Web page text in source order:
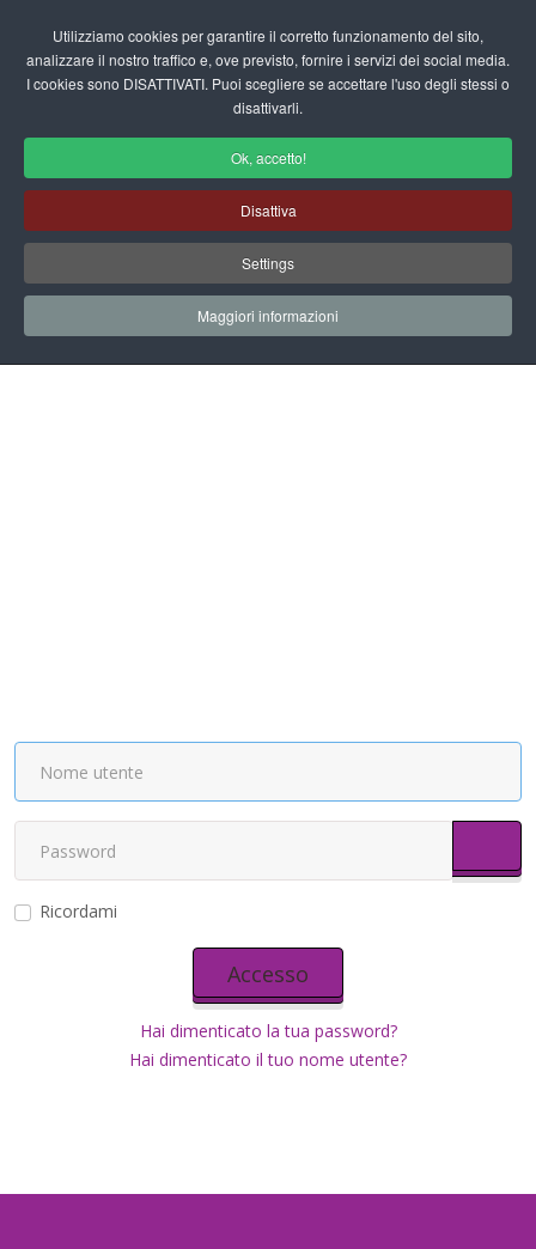
Utilizziamo cookies per garantire il corretto funzionamento del sito,
analizzare il nostro traffico e, ove previsto, fornire i servizi dei social media.
I cookies sono DISATTIVATI. Puoi scegliere se accettare l'uso degli stessi o
disattivarli.
Ok, accetto!
Disattiva
Settings
Maggiori informazioni
fas
Area Utente
Home Area Utente
Ricordami
Accesso
Hai dimenticato la tua password?
Hai dimenticato il tuo nome utente?